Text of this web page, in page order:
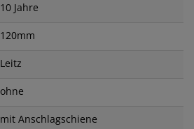
10 Jahre
120mm
Leitz
ohne
mit Anschlagschiene